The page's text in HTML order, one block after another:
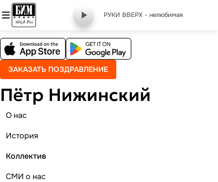
РУКИ ВВЕРХ - нелюбимая
ЗАКАЗАТЬ ПОЗДРАВЛЕНИЕ
Пётр Нижинский
О нас
История
Коллектив
СМИ о нас